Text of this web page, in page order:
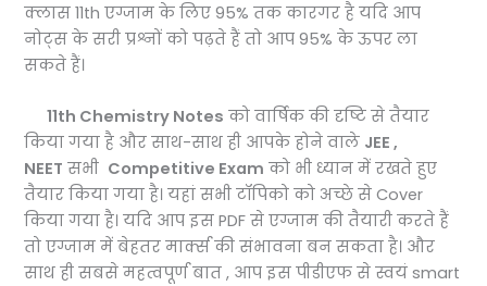
क्लास 11th एग्जाम के लिए 95% तक कारगर है यदि आप
नोट्स के सरी प्रश्नों को पढ़ते हैं तो आप 95% के ऊपर ला
सकते हैं।
11th Chemistry Notes को वार्षिक की दृष्टि से तैयार
किया गया है और साथ-साथ ही आपके होने वाले JEE ,
NEET सभी Competitive Exam को भी ध्यान में रखते हुए
तैयार किया गया है। यहां सभी टॉपिको को अच्छे से Cover
किया गया है। यदि आप इस PDF से एग्जाम की तैयारी करते हैं
तो एग्जाम में बेहतर मार्क्स की संभावना बन सकता है। और
साथ ही सबसे महत्वपूर्ण बात , आप इस पीडीएफ से स्वयं smart